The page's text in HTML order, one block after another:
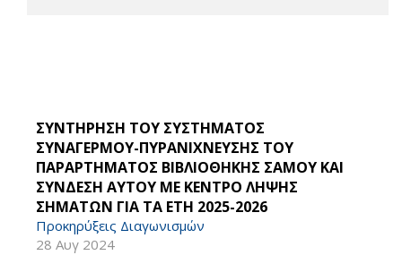
ΣΥΝΤΗΡΗΣΗ ΤΟΥ ΣΥΣΤΗΜΑΤΟΣ
ΣΥΝΑΓΕΡΜΟΥ-ΠΥΡΑΝΙΧΝΕΥΣΗΣ ΤΟΥ
ΠΑΡΑΡΤΗΜΑΤΟΣ ΒΙΒΛΙΟΘΗΚΗΣ ΣΑΜΟΥ ΚΑΙ
ΣΥΝΔΕΣΗ ΑΥΤΟΥ ΜΕ ΚΕΝΤΡΟ ΛΗΨΗΣ
ΣΗΜΑΤΩΝ ΓΙΑ ΤΑ ΕΤΗ 2025-2026
Προκηρύξεις Διαγωνισμών
28 Αυγ 2024